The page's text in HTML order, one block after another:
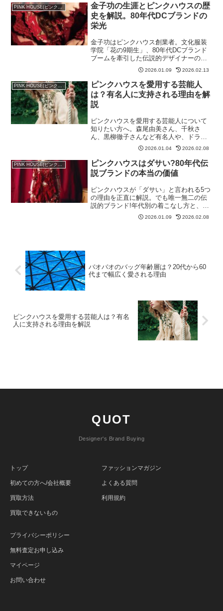
PINK HOUSE(ピンクハウス)
金子功の生涯とピンクハウスの歴
史を解説。80年代DCブランドの
栄光
金子功はピンクハウス創業者。文化服装
学院「花の9期生」、80年代DCブランド
ブームを牽引した伝説的デザイナーの生
涯と、金子功時代のアイテムの価値を徹
2026.01.09 2026.02.13
PINK HOUSE(ピンクハウス)
ピンクハウスを愛用する芸能人
は？有名人に支持される理由を解
説
ピンクハウスを愛用する芸能人について
知りたい方へ。森尾由美さん、千秋さ
ん、黒柳徹子さんなど有名人や、ドラマ
衣装、最近のコラボ、支持される理由を
2026.01.04 2026.02.08
PINK HOUSE(ピンクハウス)
ピンクハウスはダサい?80年代伝
説ブランドの本当の価値
ピンクハウスが「ダサい」と言われる5つ
の理由を正直に解説。でも唯一無二の伝
説的ブランド!年代別の着こなし方と、も
う着ないピンクハウスの価値も紹介。
2026.01.09 2026.02.08
バオバオのバッグ年齢層は？20代から60
代まで幅広く愛される理由
ピンクハウスを愛用する芸能人は？有名
人に支持される理由を解説
QUOT
Designer's Brand Buying
トップ
初めての方へ/会社概要
買取方法
買取できないもの
ファッションマガジン
よくある質問
利用規約
プライバシーポリシー
無料査定お申し込み
マイページ
お問い合わせ